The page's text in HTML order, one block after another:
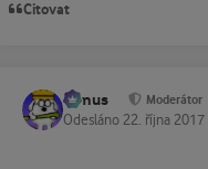
Citovat
tomus Moderátor
Odesláno 22. října 2017